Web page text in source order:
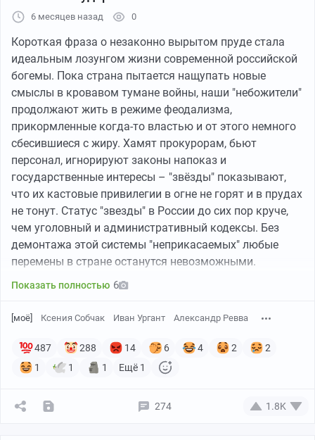
ноябрьский срок пока реализовано немногим более
200 билетов.
Ситуация вызывает вопросы, ведь
месяцем ранее в Туле был вовсе отменён аналогичный
концерт Долиной, намеченный на 4 января. Тогдаиз
724 билетов не удалось продать 344.
Причину тульской отмены ранее раскрыл Владислав
Серенко, директор компании-организатора. Он заявил,
что решение связано с «нездоровым ажиотажем
вокруг имени артистки », что помешало нормальной
продаже билетов. Нынешний перенос в Брянске, на
фоне слабых продаж, заставляет задуматься о
реальных причинах изменения графика звезды.
6 месяцев назад 0
Короткая фраза о незаконно вырытом пруде стала
идеальным лозунгом жизни современной российской
богемы. Пока страна пытается нащупать новые
смыслы в кровавом тумане войны, наши "небожители"
продолжают жить в режиме феодализма,
прикормленные когда-то властью и от этого немного
сбесившиеся с жиру. Хамят прокурорам, бьют
персонал, игнорируют законы напоказ и
государственные интересы – "звёзды" показывают,
что их кастовые привилегии в огне не горят и в прудах
не тонут. Статус "звезды" в России до сих пор круче,
чем уголовный и административный кодексы. Без
демонтажа этой системы "неприкасаемых" любые
перемены в стране останутся невозможными.
Показать полностью 6
[моё] Ксения Собчак Иван Ургант Александр Ревва
487 288 14 6 4 2
2
1
1 1 Ещё 1
274 1.8K